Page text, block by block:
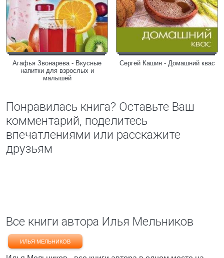
Агафья Звонарева - Вкусные
напитки для взрослых и
малышей
Сергей Кашин - Домашний квас
Понравилась книга? Оставьте Ваш
комментарий, поделитесь
впечатлениями или расскажите
друзьям
Все книги автора Илья Мельников
ИЛЬЯ МЕЛЬНИКОВ